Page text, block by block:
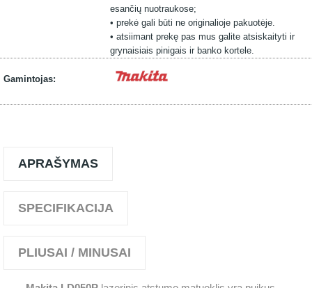
esančių nuotraukose;
• prekė gali būti ne originalioje pakuotėje.
• atsiimant prekę pas mus galite atsiskaityti ir
grynaisiais pinigais ir banko kortele.
Gamintojas:
APRAŠYMAS
SPECIFIKACIJA
PLIUSAI / MINUSAI